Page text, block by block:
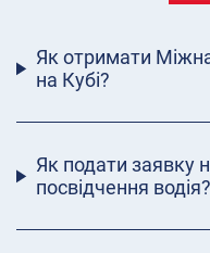
Як отримати
на Кубі?
Як подати заявку
посвідчення водія?